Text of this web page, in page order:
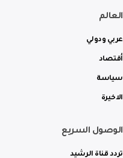
العالم
عربي ودولي
أقتصاد
سياسة
الاخيرة
الوصول السريع
تردد قناة الرشيد